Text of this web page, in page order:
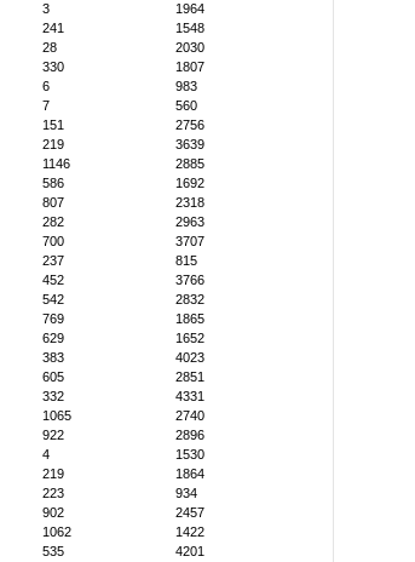
3
1964
241
1548
28
2030
330
1807
6
983
7
560
151
2756
219
3639
1146
2885
586
1692
807
2318
282
2963
700
3707
237
815
452
3766
542
2832
769
1865
629
1652
383
4023
605
2851
332
4331
1065
2740
922
2896
4
1530
219
1864
223
934
902
2457
1062
1422
535
4201